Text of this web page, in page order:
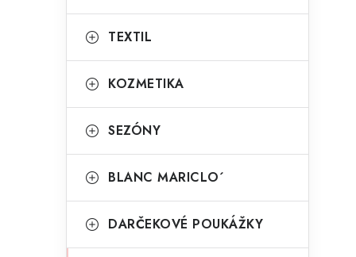
TEXTIL
KOZMETIKA
SEZÓNY
BLANC MARICLO´
DARČEKOVÉ POUKÁŽKY